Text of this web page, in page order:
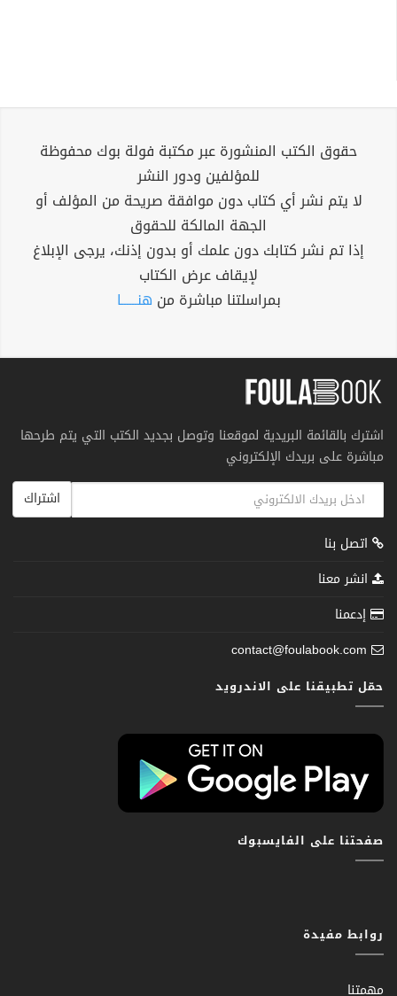
حقوق الكتب المنشورة عبر مكتبة فولة بوك محفوظة
للمؤلفين ودور النشر
لا يتم نشر أي كتاب دون موافقة صريحة من المؤلف أو
الجهة المالكة للحقوق
إذا تم نشر كتابك دون علمك أو بدون إذنك، يرجى الإبلاغ
لإيقاف عرض الكتاب
بمراسلتنا مباشرة من هنــــــا
اشترك بالقائمة البريدية لموقعنا وتوصل بجديد الكتب التي يتم طرحها
مباشرة على بريدك الإلكتروني
اشتراك
اتصل بنا
انشر معنا
إدعمنا
contact@foulabook.com
حمّل تطبيقنا على الاندرويد
صفحتنا على الفايسبوك
روابط مفيدة
مهمتنا